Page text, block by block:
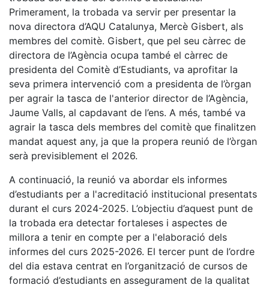
Primerament, la trobada va servir per presentar la
nova directora d’AQU Catalunya, Mercè Gisbert, als
membres del comitè. Gisbert, que pel seu càrrec de
directora de l’Agència ocupa també el càrrec de
presidenta del Comitè d’Estudiants, va aprofitar la
seva primera intervenció com a presidenta de l’òrgan
per agrair la tasca de l'anterior director de l’Agència,
Jaume Valls, al capdavant de l’ens. A més, també va
agrair la tasca dels membres del comitè que finalitzen
mandat aquest any, ja que la propera reunió de l’òrgan
serà previsiblement el 2026.
A continuació, la reunió va abordar els informes
d’estudiants per a l'acreditació institucional presentats
durant el curs 2024-2025. L’objectiu d’aquest punt de
la trobada era detectar fortaleses i aspectes de
millora a tenir en compte per a l'elaboració dels
informes del curs 2025-2026. El tercer punt de l’ordre
del dia estava centrat en l’organització de cursos de
formació d’estudiants en assegurament de la qualitat